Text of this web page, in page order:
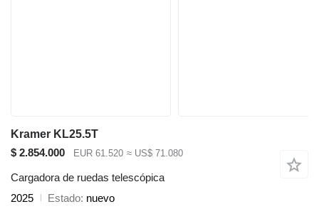
Kramer KL25.5T
$ 2.854.000
EUR 61.520 ≈ US$ 71.080
Cargadora de ruedas telescópica
2025
Estado nuevo